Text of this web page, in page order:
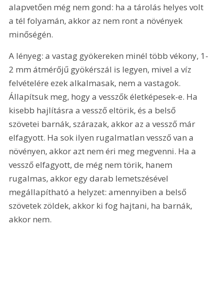
alapvetően még nem gond: ha a tárolás helyes volt
a tél folyamán, akkor az nem ront a növények
minőségén.
A lényeg: a vastag gyökereken minél több vékony, 1-
2 mm átmérőjű gyökérszál is legyen, mivel a víz
felvételére ezek alkalmasak, nem a vastagok.
Állapítsuk meg, hogy a vesszők életképesek-e. Ha
kisebb hajlításra a vessző eltörik, és a belső
szövetei barnák, szárazak, akkor az a vessző már
elfagyott. Ha sok ilyen rugalmatlan vessző van a
növényen, akkor azt nem éri meg megvenni. Ha a
vessző elfagyott, de még nem törik, hanem
rugalmas, akkor egy darab lemetszésével
megállapítható a helyzet: amennyiben a belső
szövetek zöldek, akkor ki fog hajtani, ha barnák,
akkor nem.